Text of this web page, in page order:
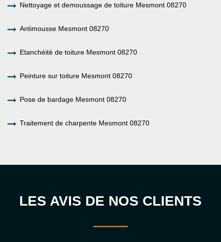
Nettoyage et demoussage de toiture Mesmont 08270
Antimousse Mesmont 08270
Etanchéité de toiture Mesmont 08270
Peinture sur toiture Mesmont 08270
Pose de bardage Mesmont 08270
Traitement de charpente Mesmont 08270
LES AVIS DE NOS CLIENTS